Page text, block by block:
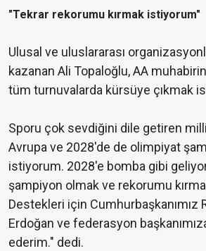
"Tekrar rekorumu kırmak istiyorum"
Ulusal ve uluslararası
kazanan Ali Topaloğlu, AA
tüm turnuvalarda kürsüye çıkmak
Sporu çok sevdiğini dile getiren
Avrupa ve 2028'de de olimpiyat
istiyorum. 2028'e bomba gibi
şampiyon olmak ve rekorumu
Destekleri için Cumhurbaşkanımız
Erdoğan ve federasyon
ederim." dedi.